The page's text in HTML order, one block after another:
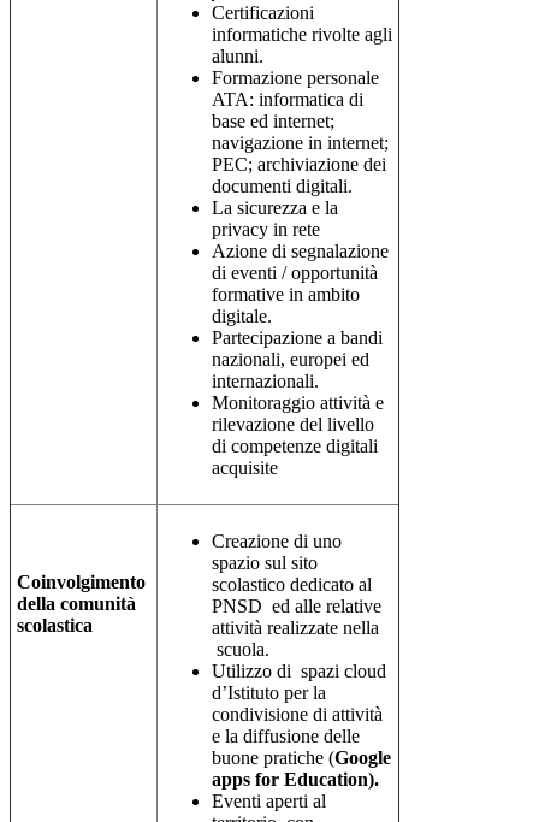
Certificazioni
informatiche rivolte agli
alunni.
Formazione personale
ATA: informatica di
base ed internet;
navigazione in internet;
PEC; archiviazione dei
documenti digitali.
La sicurezza e la
privacy in rete
Azione di segnalazione
di eventi / opportunità
formative in ambito
digitale.
Partecipazione a bandi
nazionali, europei ed
internazionali.
Monitoraggio attività e
rilevazione del livello
di competenze digitali
acquisite
Coinvolgimento
della comunità
scolastica
Creazione di uno
spazio sul sito
scolastico dedicato al
PNSD ed alle relative
attività realizzate nella
scuola.
Utilizzo di spazi cloud
d’Istituto per la
condivisione di attività
e la diffusione delle
buone pratiche (Google
apps for Education).
Eventi aperti al